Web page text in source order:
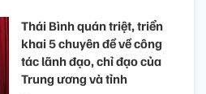
Thái Bình quán triệt, triển
khai 5 chuyên đề về công
tác lãnh đạo, chỉ đạo của
Trung ương và tỉnh